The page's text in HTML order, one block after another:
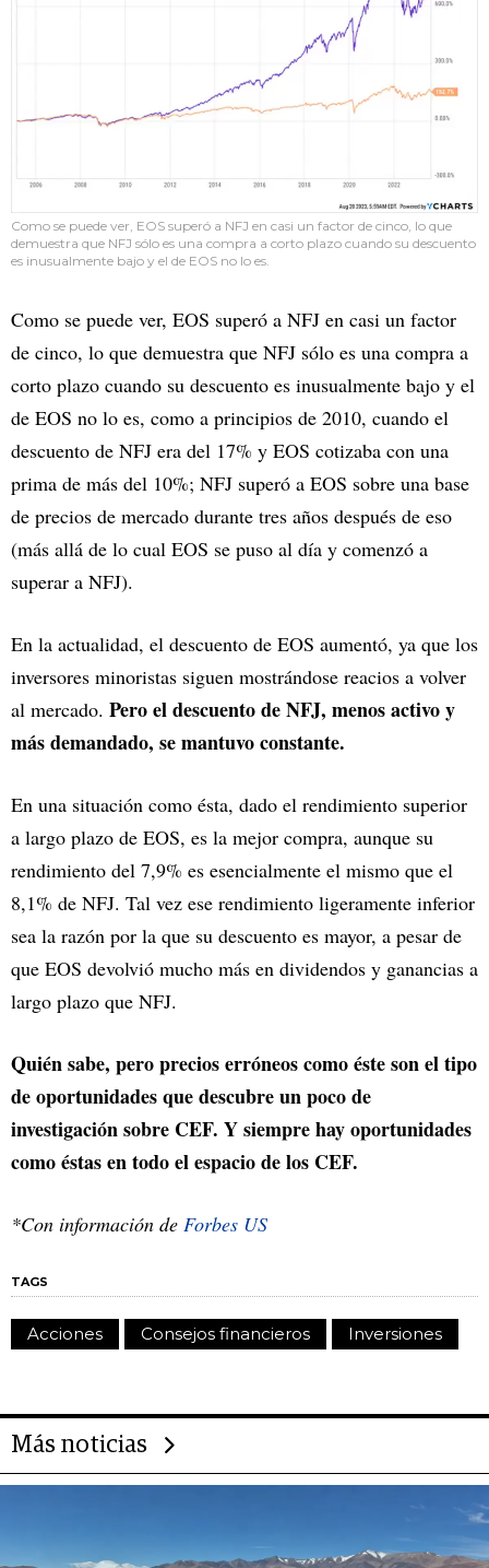
Como se puede ver, EOS superó a NFJ en casi un factor de cinco, lo que
demuestra que NFJ sólo es una compra a corto plazo cuando su descuento
es inusualmente bajo y el de EOS no lo es.
Como se puede ver, EOS superó a NFJ en casi un factor
de cinco, lo que demuestra que NFJ sólo es una compra a
corto plazo cuando su descuento es inusualmente bajo y el
de EOS no lo es, como a principios de 2010, cuando el
descuento de NFJ era del 17% y EOS cotizaba con una
prima de más del 10%; NFJ superó a EOS sobre una base
de precios de mercado durante tres años después de eso
(más allá de lo cual EOS se puso al día y comenzó a
superar a NFJ).
En la actualidad, el descuento de EOS aumentó, ya que los
inversores minoristas siguen mostrándose reacios a volver
al mercado. Pero el descuento de NFJ, menos activo y
más demandado, se mantuvo constante.
En una situación como ésta, dado el rendimiento superior
a largo plazo de EOS, es la mejor compra, aunque su
rendimiento del 7,9% es esencialmente el mismo que el
8,1% de NFJ. Tal vez ese rendimiento ligeramente inferior
sea la razón por la que su descuento es mayor, a pesar de
que EOS devolvió mucho más en dividendos y ganancias a
largo plazo que NFJ.
Quién sabe, pero precios erróneos como éste son el tipo
de oportunidades que descubre un poco de
investigación sobre CEF. Y siempre hay oportunidades
como éstas en todo el espacio de los CEF.
*Con información de Forbes US
TAGS
Acciones Consejos financieros Inversiones
Más noticias